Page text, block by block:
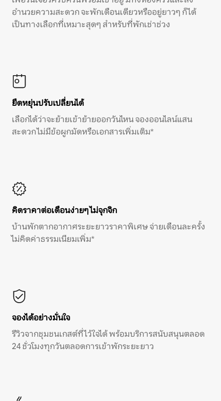
อำนวยความสะดวก จะพักเดือนเดียวหรืออยู่ยาวๆ ก็ได้
เป็นทางเลือกที่เหมาะสุดๆ สำหรับที่พักเช่าช่วง
ยืดหยุ่นปรับเปลี่ยนได้
เลือกได้ว่าจะย้ายเข้าย้ายออกวันไหน จองออนไลน์แสน
สะดวก ไม่มีข้อผูกมัดหรือเอกสารเพิ่มเติม*
คิดราคาต่อเดือนง่ายๆ ไม่จุกจิก
บ้านพักตากอากาศระยะยาวราคาพิเศษ จ่ายเดือนละครั้ง
ไม่คิดค่าธรรมเนียมเพิ่ม*
จองได้อย่างมั่นใจ
รีวิวจากชุมชนเกสต์ที่ไว้ใจได้ พร้อมบริการสนับสนุนตลอด
24 ชั่วโมงทุกวันตลอดการเข้าพักระยะยาว